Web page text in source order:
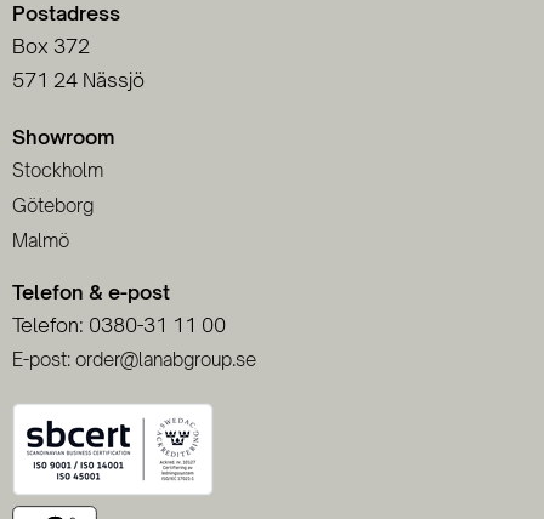
Postadress
Box 372
571 24 Nässjö
Showroom
Stockholm
Göteborg
Malmö
Telefon & e-post
Telefon: 0380-31 11 00
E-post: order@lanabgroup.se